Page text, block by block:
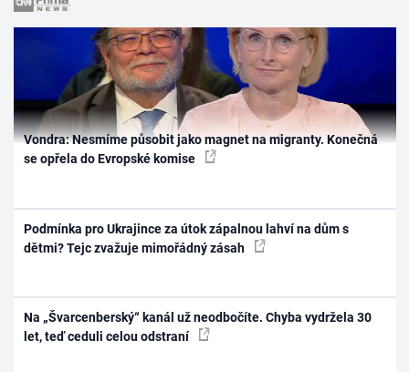
Vondra: Nesmíme působit jako magnet na migranty. Konečná
se opřela do Evropské komise
Podmínka pro Ukrajince za útok zápalnou lahví na dům s
dětmi? Tejc zvažuje mimořádný zásah
Na „Švarcenberský“ kanál už neodbočíte. Chyba vydržela 30
let, teď ceduli celou odstraní